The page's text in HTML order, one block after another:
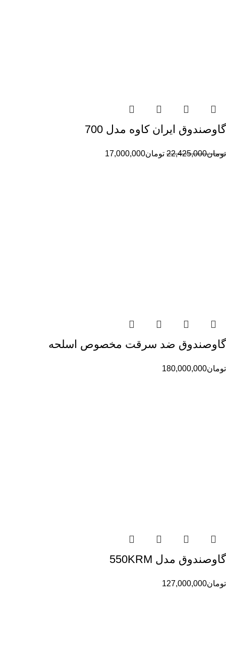
گاوصندوق ایران کاوه مدل 700
تومان22,425,000 تومان17,000,000
گاوصندوق ضد سرقت مخصوص اسلحه
تومان180,000,000
گاوصندوق مدل 550KRM
تومان127,000,000